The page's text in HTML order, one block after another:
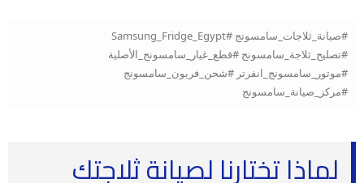
#صيانة_ثلاجات_سامسونج #Samsung_Fridge_Egypt
#تصليح_ثلاجة_سامسونج #قطع_غيار_سامسونج_الأصلية
#موتور_سامسونج_انفرتر #شحن_فريون_سامسونج
#مركز_صيانة_سامسونج
لماذا تختارنا لصيانة ثلاجتك